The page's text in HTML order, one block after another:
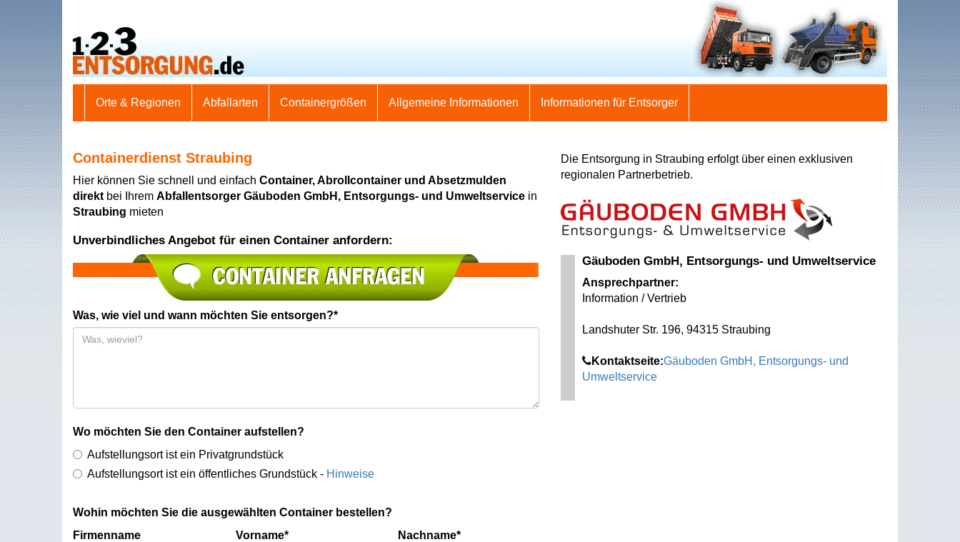
Orte & Regionen Abfallarten Containergrößen Allgemeine Informationen Informationen für Entsorger
Containerdienst Straubing
Hier können Sie schnell und einfach Container, Abrollcontainer und Absetzmulden
direkt bei Ihrem Abfallentsorger Gäuboden GmbH, Entsorgungs- und Umweltservice in
Straubing mieten
Unverbindliches Angebot für einen Container anfordern:
Was, wie viel und wann möchten Sie entsorgen?*
Wo möchten Sie den Container aufstellen?
Aufstellungsort ist ein Privatgrundstück
Aufstellungsort ist ein öffentliches Grundstück - Hinweise
Wohin möchten Sie die ausgewählten Container bestellen?
Firmenname
Vorname* Nachname*
Die Entsorgung in Straubing erfolgt über einen exklusiven
regionalen Partnerbetrieb.
Gäuboden GmbH, Entsorgungs- und Umweltservice
Ansprechpartner:
Information / Vertrieb
Landshuter Str. 196, 94315 Straubing
Kontaktseite:Gäuboden GmbH, Entsorgungs- und
Umweltservice